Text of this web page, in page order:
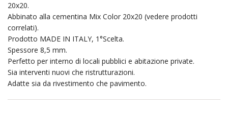
20x20.
Abbinato alla cementina Mix Color 20x20 (vedere prodotti
correlati).
Prodotto MADE IN ITALY, 1°Scelta.
Spessore 8,5 mm.
Perfetto per interno di locali pubblici e abitazione private.
Sia interventi nuovi che ristrutturazioni.
Adatte sia da rivestimento che pavimento.